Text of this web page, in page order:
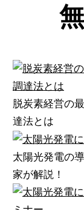
脱炭素経営の
達法とは
太陽光発電の
家が解説！